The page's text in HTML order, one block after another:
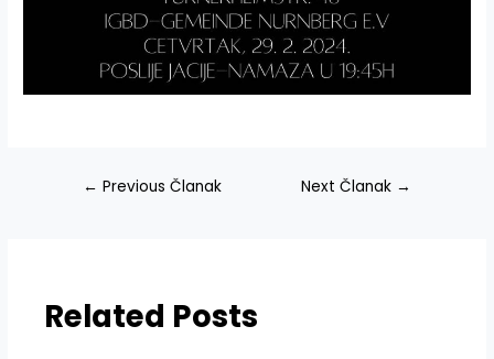
Navigacija
← Previous Članak Next Članak →
Related Posts